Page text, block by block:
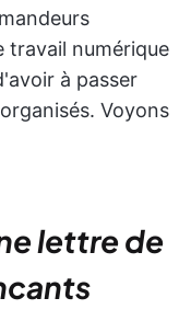
travail numérique
à passer
Voyons
lettre de